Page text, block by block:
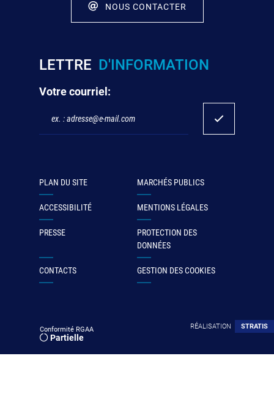
NOUS CONTACTER
LETTRE D'INFORMATION
Votre courriel:
PLAN DU SITE MARCHÉS PUBLICS
ACCESSIBILITÉ MENTIONS LÉGALES
PRESSE
PROTECTION DES
DONNÉES
CONTACTS GESTION DES COOKIES
Conformité RGAA
Partielle
RÉALISATION STRATIS